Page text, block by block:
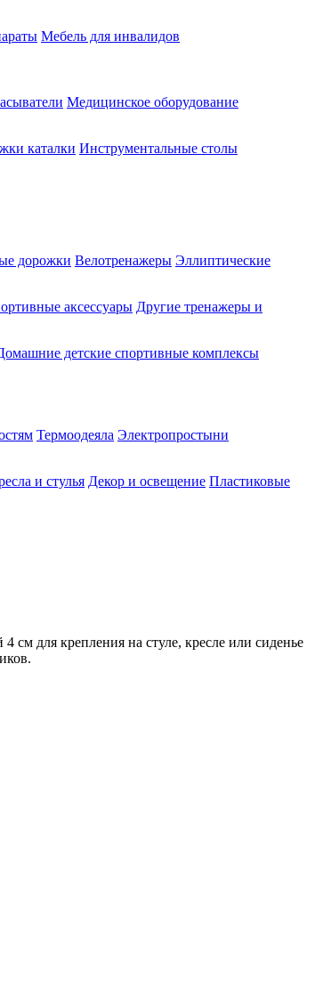
Мебель для инвалидов
Медицинское оборудование
каталки Инструментальные столы
дорожки Велотренажеры Эллиптические
аксессуары Другие тренажеры и
детские спортивные комплексы
Термоодеяла Электропростыни
и стулья Декор и освещение Пластиковые
см для крепления на стуле, кресле или сиденье